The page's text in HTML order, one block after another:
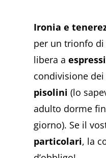
Ironia e
per un trionfo
libera a
condivisione
pisolini (lo
adulto dorme
giorno). Se il
particolari, la